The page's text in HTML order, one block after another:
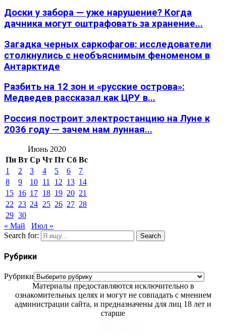
Доски у забора — уже нарушение? Когда
дачника могут оштрафовать за хранение...
Загадка черных саркофагов: исследователи
столкнулись с необъяснимым феноменом в
Антарктиде
Разбить на 12 зон и «русские острова»:
Медведев рассказал как ЦРУ в...
Россия построит электростанцию на Луне к
2036 году — зачем нам лунная...
Июнь 2020
Пн Вт Ср Чт Пт Сб Вс
1
2 3 4 5 6
7
8
9 10 11 12 13 14
15 16 17 18 19 20 21
22
23 24 25 26 27 28
29 30
« Май
Июл »
Search for:
Search
Рубрики
Рубрики
Материалы предоставляются исключительно в
ознакомительных целях и могут не совпадать с мнением
администрации сайта, и предназначены для лиц 18 лет и
старше